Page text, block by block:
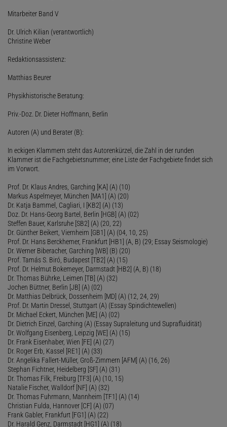
Mitarbeiter Band V
Dr. Ulrich Kilian (verantwortlich)
Christine Weber
Redaktionsassistenz:
Matthias Beurer
Physikhistorische Beratung:
Priv.-Doz. Dr. Dieter Hoffmann, Berlin
Autoren (A) und Berater (B):
In eckigen Klammern steht das Autorenkürzel, die Zahl in der runden
Klammer ist die Fachgebietsnummer; eine Liste der Fachgebiete findet sich
im Vorwort.
Prof. Dr. Klaus Andres, Garching [KA] (A) (10)
Markus Aspelmeyer, München [MA1] (A) (20)
Dr. Katja Bammel, Cagliari, I [KB2] (A) (13)
Doz. Dr. Hans-Georg Bartel, Berlin [HGB] (A) (02)
Steffen Bauer, Karlsruhe [SB2] (A) (20, 22)
Dr. Günther Beikert, Viernheim [GB1] (A) (04, 10, 25)
Prof. Dr. Hans Berckhemer, Frankfurt [HB1] (A, B) (29; Essay Seismologie)
Dr. Werner Biberacher, Garching [WB] (B) (20)
Prof. Tamás S. Biró, Budapest [TB2] (A) (15)
Prof. Dr. Helmut Bokemeyer, Darmstadt [HB2] (A, B) (18)
Dr. Thomas Bührke, Leimen [TB] (A) (32)
Jochen Büttner, Berlin [JB] (A) (02)
Dr. Matthias Delbrück, Dossenheim [MD] (A) (12, 24, 29)
Prof. Dr. Martin Dressel, Stuttgart (A) (Essay Spindichtewellen)
Dr. Michael Eckert, München [ME] (A) (02)
Dr. Dietrich Einzel, Garching (A) (Essay Supraleitung und Suprafluidität)
Dr. Wolfgang Eisenberg, Leipzig [WE] (A) (15)
Dr. Frank Eisenhaber, Wien [FE] (A) (27)
Dr. Roger Erb, Kassel [RE1] (A) (33)
Dr. Angelika Fallert-Müller, Groß-Zimmern [AFM] (A) (16, 26)
Stephan Fichtner, Heidelberg [SF] (A) (31)
Dr. Thomas Filk, Freiburg [TF3] (A) (10, 15)
Natalie Fischer, Walldorf [NF] (A) (32)
Dr. Thomas Fuhrmann, Mannheim [TF1] (A) (14)
Christian Fulda, Hannover [CF] (A) (07)
Frank Gabler, Frankfurt [FG1] (A) (22)
Dr. Harald Genz, Darmstadt [HG1] (A) (18)